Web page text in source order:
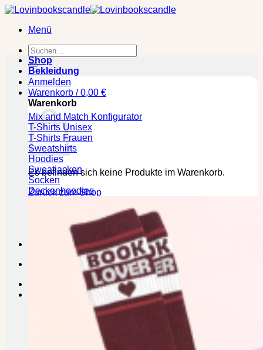
Zum
springenMenü
Suchen
nach:
Anmelden
Warenkorb /0,00 €
Warenkorb
Es befinden sich keine Produkte im Warenkorb.
Zurück zum Shop
🕒 Die jeweilige Lieferzeit bitte den Produktseiten
entnehmen!
Shop
Bekleidung
Mix and Match Konfigurator
T-Shirts Unisex
T-Shirts Frauen
Sweatshirts
Hoodies
Sweatjacken
Socken
Deckenhoodies